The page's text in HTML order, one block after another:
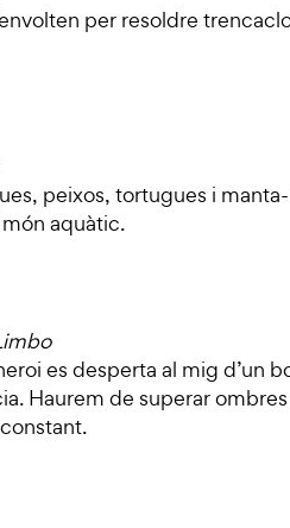
per resoldre
peixos, tortugues i
aquàtic.
es desperta al mig d’un
Haurem de superar